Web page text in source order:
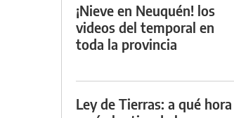
¡Nieve en Neuquén! los
videos del temporal en
toda la provincia
Ley de Tierras: a qué hora